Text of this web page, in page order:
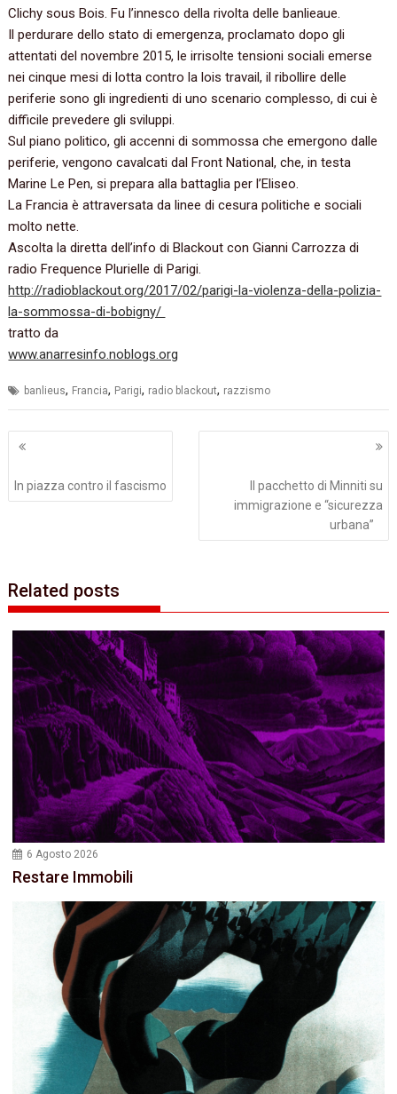
Clichy sous Bois.‭ ‬Fu l’innesco della rivolta delle banlieaue.
Il perdurare dello stato di emergenza,‭ ‬proclamato dopo gli
attentati del novembre‭ ‬2015,‭ ‬le irrisolte tensioni sociali emerse
nei cinque mesi di lotta contro la lois travail,‭ ‬il ribollire delle
periferie sono gli ingredienti di uno scenario complesso,‭ ‬di cui è
difficile prevedere gli sviluppi.
Sul piano politico,‭ ‬gli accenni di sommossa che emergono dalle
periferie,‭ ‬vengono cavalcati dal Front National,‭ ‬che,‭ ‬in testa
Marine Le Pen,‭ ‬si prepara alla battaglia per l’Eliseo.‭
‬La Francia è attraversata da linee di cesura politiche e sociali
molto nette.
Ascolta la diretta dell’info di Blackout con Gianni Carrozza di
radio Frequence Plurielle di Parigi.‭
http://radioblackout.org/2017/02/parigi-la-violenza-della-polizia-
la-sommossa-di-bobigny/‭ ‬
tratto da
www.anarresinfo.noblogs.org
banlieus, Francia, Parigi, radio blackout, razzismo
Navigazione
In piazza contro il fascismo
Il pacchetto di Minniti su
immigrazione e “sicurezza
urbana”
Related posts
6 Agosto 2026
Restare Immobili